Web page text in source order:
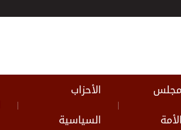
مجلس
الأمة
|
الأحزاب
السياسية
|